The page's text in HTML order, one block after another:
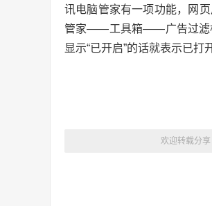
讯电脑管家有一项功能，网
管家——工具箱——广告过滤根
显示“已开启”的话就表示已打
欢迎转载分享